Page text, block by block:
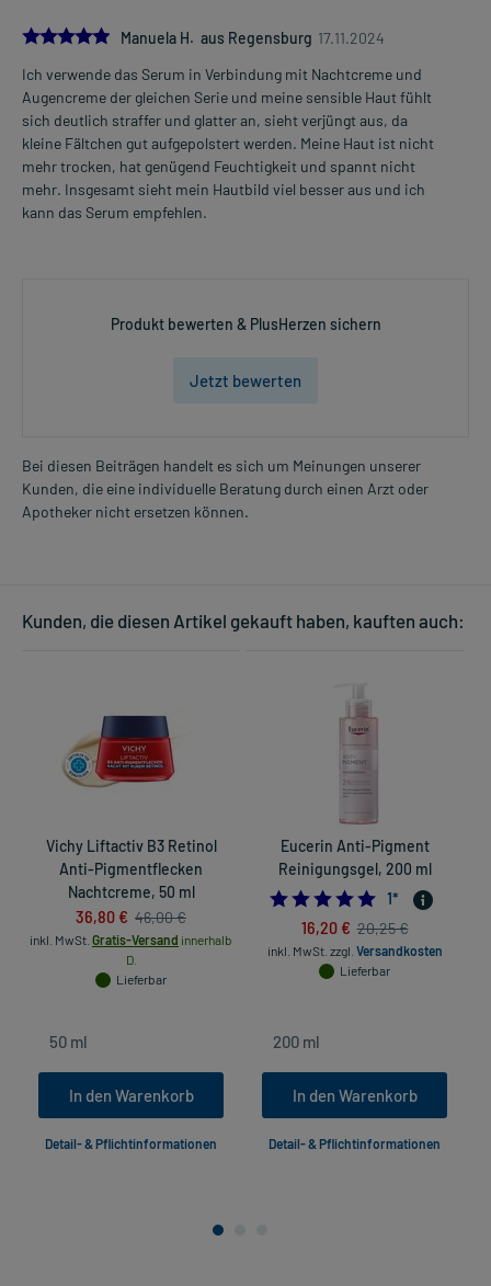
5.0
Manuela H. aus Regensburg 17.11.2024
Ich verwende das Serum in Verbindung mit Nachtcreme und
Augencreme der gleichen Serie und meine sensible Haut fühlt
sich deutlich straffer und glatter an, sieht verjüngt aus, da
kleine Fältchen gut aufgepolstert werden. Meine Haut ist nicht
mehr trocken, hat genügend Feuchtigkeit und spannt nicht
mehr. Insgesamt sieht mein Hautbild viel besser aus und ich
kann das Serum empfehlen.
Produkt bewerten & PlusHerzen sichern
Jetzt bewerten
Bei diesen Beiträgen handelt es sich um Meinungen unserer
Kunden, die eine individuelle Beratung durch einen Arzt oder
Apotheker nicht ersetzen können.
Kunden, die diesen Artikel gekauft haben, kauften auch:
Vichy Liftactiv B3 Retinol
Anti-Pigmentflecken
Nachtcreme, 50 ml
36,80 € 46,00 €
inkl. MwSt. Gratis-Versand innerhalb
D.
Lieferbar
In den Warenkorb
Detail- & Pflichtinformationen
Eucerin Anti-Pigment
Reinigungsgel, 200 ml
5.0
1*
16,20 € 20,25 €
inkl. MwSt. zzgl. Versandkosten
Lieferbar
In den Warenkorb
Detail- & Pflichtinformationen